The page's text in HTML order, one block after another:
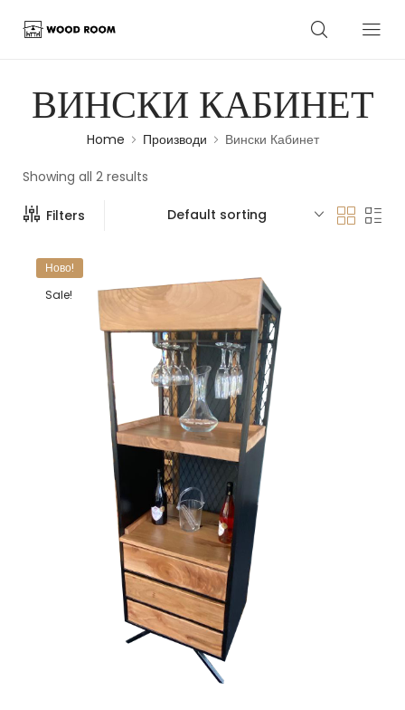
ВИНСКИ КАБИНЕТ
Home Производи Вински Кабинет
Showing all 2 results
Filters Default sorting
Ново!
Sale!